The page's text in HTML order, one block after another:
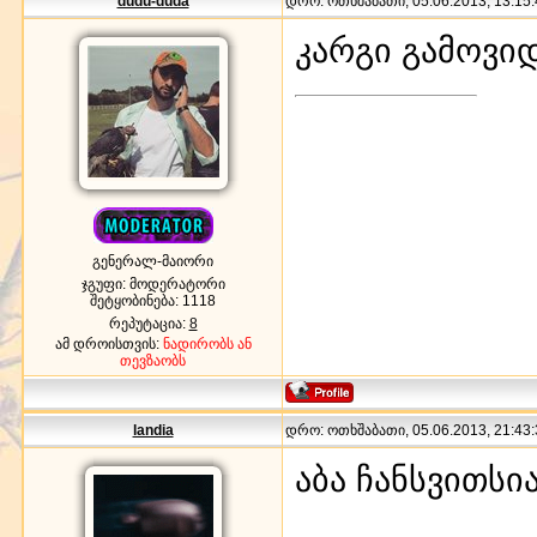
გენერალ-მაიორი
ჯგუფი: მოდერატორი
შეტყობინება: 1118
რეპუტაცია: 8
ამ დროისთვის: ნადირობს ან
თევზაობს
კარგი
landia დრო: ოთხშაბათი, 05.06.2013,
აბა